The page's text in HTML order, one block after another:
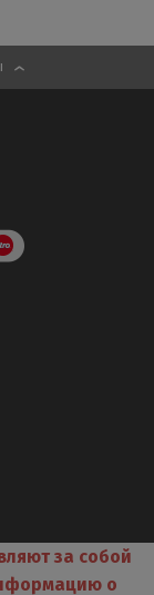
за собой
о